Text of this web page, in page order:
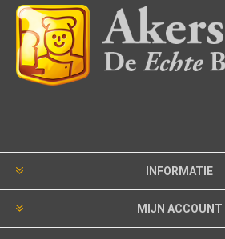
INFORMATIE
MIJN ACCOUNT